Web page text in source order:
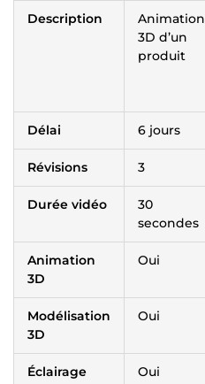
Description
Animation
3D d’un
produit
Délai 6 jours
Révisions 3
Durée vidéo
30
secondes
Animation
3D
Oui
Modélisation
3D
Oui
Éclairage Oui